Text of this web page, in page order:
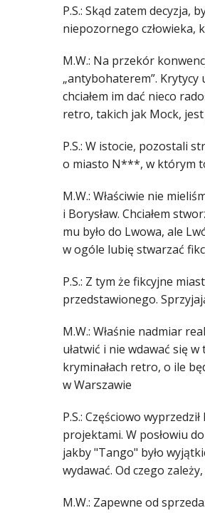
P.S.: Skąd zatem decyzja,
niepozornego człowieka,
M.W.: Na przekór
„antybohaterem”. Krytycy
chciałem im dać nieco
retro, takich jak Mock,
P.S.: W istocie, pozostali
o miasto N***, w którym
M.W.: Właściwie nie
i Borysław. Chciałem
mu było do Lwowa, ale
w ogóle lubię stwarzać
P.S.: Z tym że fikcyjne
przedstawionego.
M.W.: Właśnie nadmiar
ułatwić i nie wdawać się
kryminałach retro, o ile
w Warszawie
P.S.: Częściowo
projektami. W posłowiu
jakby "Tango" było
wydawać. Od czego
M.W.: Zapewne od